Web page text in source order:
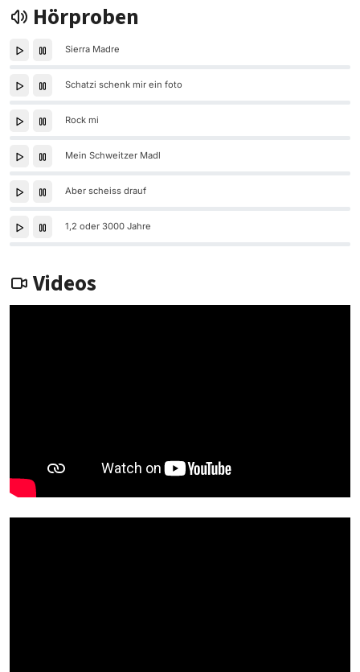
Hörproben
Sierra Madre
Schatzi schenk mir ein foto
Rock mi
Mein Schweitzer Madl
Aber scheiss drauf
1,2 oder 3000 Jahre
Videos